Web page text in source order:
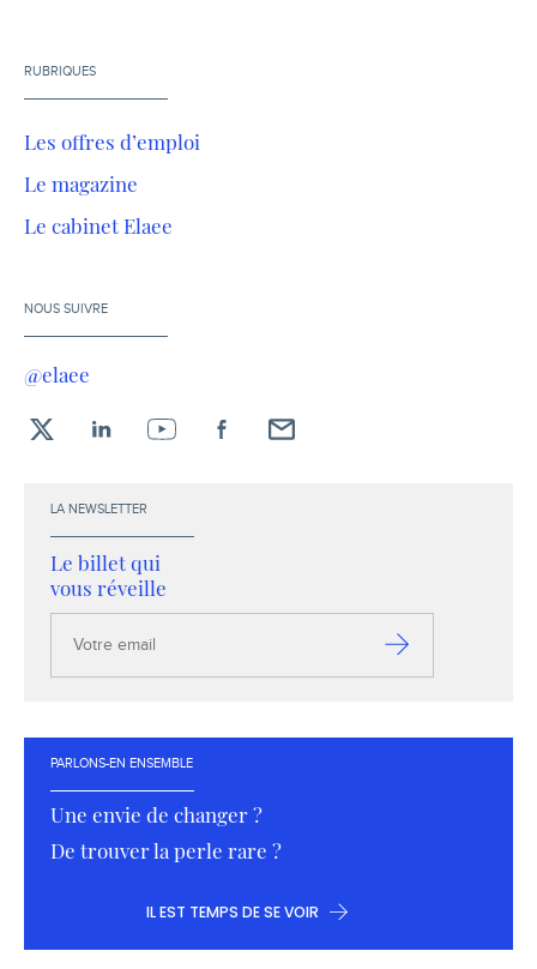
RUBRIQUES
Les offres d’emploi
Le magazine
Le cabinet Elaee
NOUS SUIVRE
@elaee
LA NEWSLETTER
Le billet qui
vous réveille
email
S’inscrire
PARLONS-EN ENSEMBLE
Une envie de changer ?
De trouver la perle rare ?
IL EST TEMPS DE SE VOIR